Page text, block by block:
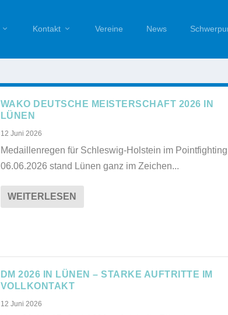
Kontakt Vereine News
WAKO DEUTSCHE MEISTERSCHAFT 2026 IN
LÜNEN
12 Juni 2026
Medaillenregen für Schleswig-Holstein im
06.06.2026 stand Lünen ganz im Zeichen...
WEITERLESEN
DM 2026 IN LÜNEN – STARKE AUFTRITTE IM
VOLLKONTAKT
12 Juni 2026